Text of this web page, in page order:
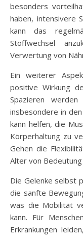
besonders
haben, intensivere
kann das
Stoffwechsel
Verwertung von
Ein weiterer
positive Wirkung
Spazieren werden
insbesondere in
kann helfen, die
Körperhaltung zu
Gehen die
Alter von
Die Gelenke selbst
die sanfte
was die Mobilität
kann. Für
Erkrankungen